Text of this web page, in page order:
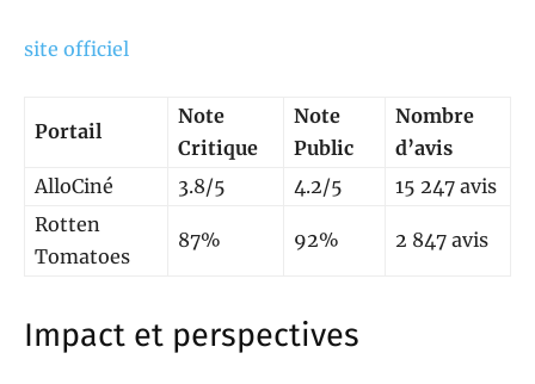
site officiel
Portail
Note
Critique
Note
Public
Nombre
d’avis
AlloCiné
3.8/5 4.2/5
15 247 avis
Rotten
Tomatoes
87% 92% 2 847 avis
Impact et perspectives